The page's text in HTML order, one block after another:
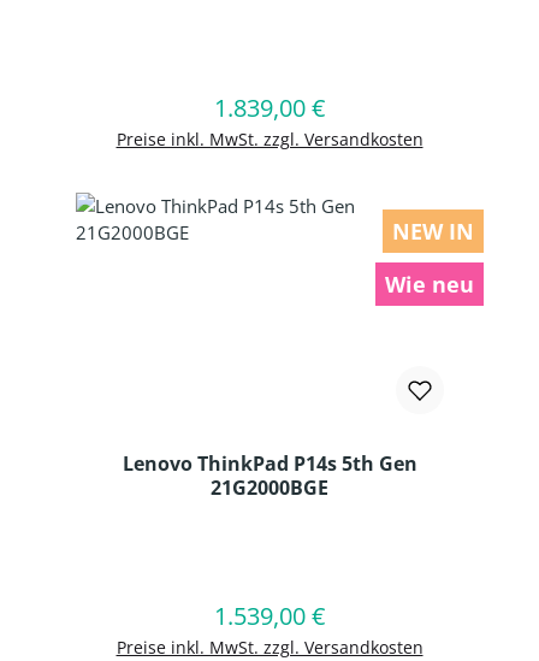
Regulärer Preis:
1.839,00 €
Preise inkl. MwSt. zzgl. Versandkosten
In den Warenkorb
NEW IN
Wie neu
Lenovo ThinkPad P14s 5th Gen
21G2000BGE
Regulärer Preis:
1.539,00 €
Preise inkl. MwSt. zzgl. Versandkosten
In den Warenkorb